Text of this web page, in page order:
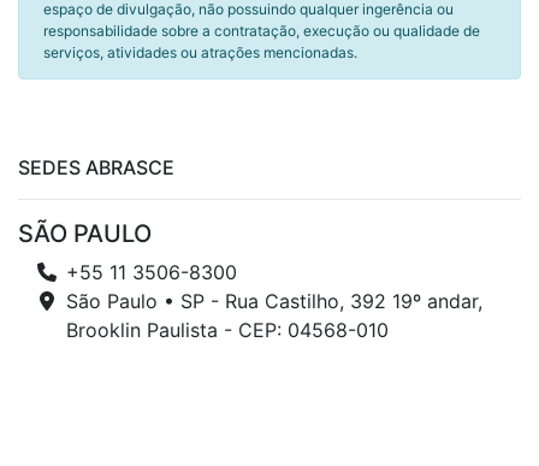
espaço de divulgação, não possuindo qualquer ingerência ou
responsabilidade sobre a contratação, execução ou qualidade de
serviços, atividades ou atrações mencionadas.
SEDES ABRASCE
SÃO PAULO
+55 11 3506-8300
São Paulo • SP - Rua Castilho, 392 19º andar,
Brooklin Paulista - CEP: 04568-010